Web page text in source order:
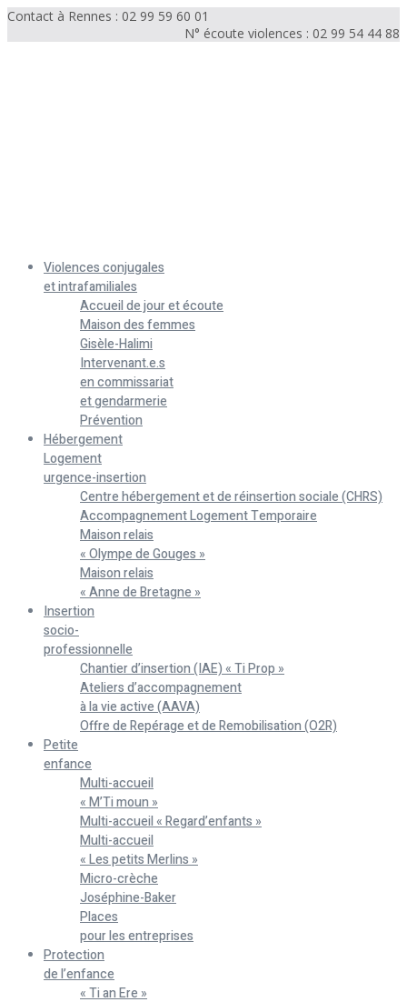
Contact à Rennes : 02 99 59 60 01
N° écoute violences : 02 99 54 44 88
Violences conjugales
et intrafamiliales
Accueil de jour et écoute
Maison des femmes
Gisèle-Halimi
Intervenant.e.s
en commissariat
et gendarmerie
Prévention
Hébergement
Logement
urgence-insertion
Centre hébergement et de réinsertion sociale (CHRS)
Accompagnement Logement Temporaire
Maison relais
« Olympe de Gouges »
Maison relais
« Anne de Bretagne »
Insertion
socio-
professionnelle
Chantier d’insertion (IAE) « Ti Prop »
Ateliers d’accompagnement
à la vie active (AAVA)
Offre de Repérage et de Remobilisation (O2R)
Petite
enfance
Multi-accueil
« M’Ti moun »
Multi-accueil « Regard’enfants »
Multi-accueil
« Les petits Merlins »
Micro-crèche
Joséphine-Baker
Places
pour les entreprises
Protection
de l’enfance
« Ti an Ere »